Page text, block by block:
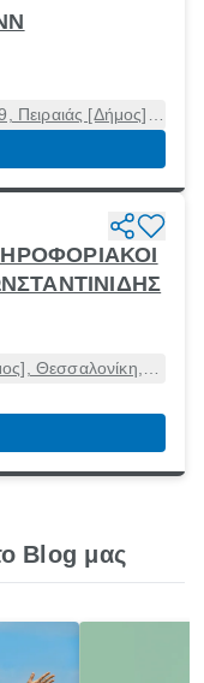
Πειραιάς [Δήμος],
Θεσσαλονίκη,
Blog μας